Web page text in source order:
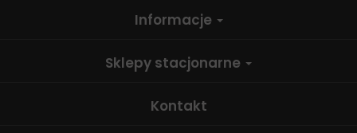
Informacje
Sklepy stacjonarne
Kontakt